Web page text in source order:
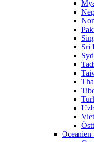
Sri
Oceanien